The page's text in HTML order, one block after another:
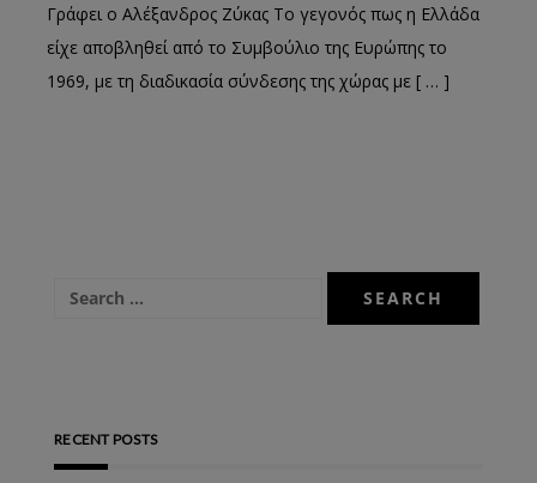
Γράφει ο Αλέξανδρος Ζύκας Το γεγονός πως η Ελλάδα
είχε αποβληθεί από το Συμβούλιο της Ευρώπης το
1969, με τη διαδικασία σύνδεσης της χώρας με [ … ]
RECENT POSTS